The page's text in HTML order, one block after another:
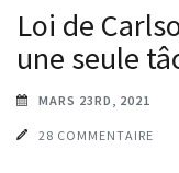
Loi de
une seule
MARS 23RD, 2021
28 COMMENTAIRE